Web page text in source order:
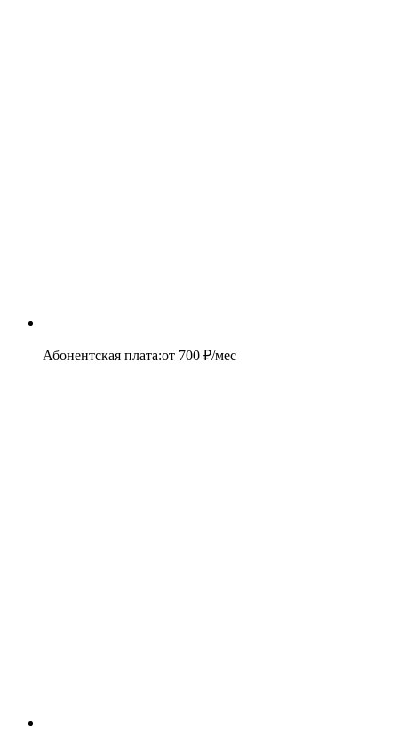
Абонентская плата:от 700 ₽/мес